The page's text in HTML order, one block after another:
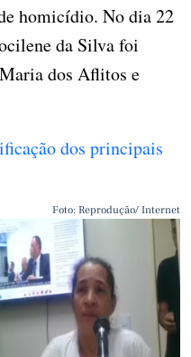
homicídio. No dia 22
da Silva foi
dos Aflitos e
dos principais
Foto: Reprodução/ Internet